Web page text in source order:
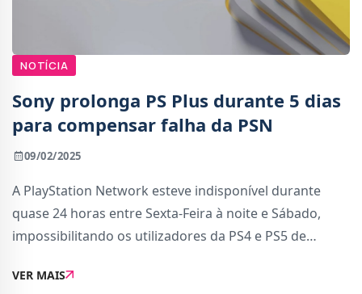
NOTÍCIA
Sony prolonga PS Plus durante 5 dias
para compensar falha da PSN
09/02/2025
A PlayStation Network esteve indisponível durante
quase 24 horas entre Sexta-Feira à noite e Sábado,
impossibilitando os utilizadores da PS4 e PS5 de
erro, que deixou os jogadores preocupados com
VER MAIS